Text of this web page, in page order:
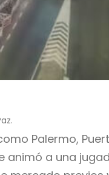
Palermo,
animó a una